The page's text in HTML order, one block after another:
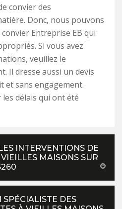
convier des
Donc, nous pouvons
Entreprise EB qui
Si vous avez
veuillez le
Il dresse aussi un devis
sans engagement.
délais qui ont été
INTERVENTIONS DE
MAISONS SUR
SPÉCIALISTE DES